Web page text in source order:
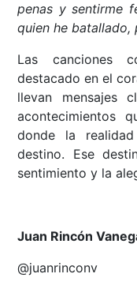
penas y sentirme
quien he batallado,
Las canciones
destacado en el
llevan mensajes
acontecimientos
donde la
destino. Ese
sentimiento y la
Juan Rincón
@juanrinconv